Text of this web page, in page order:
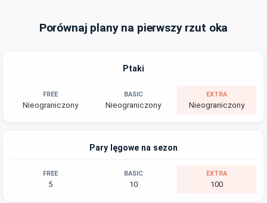
Porównaj plany na pierwszy rzut oka
Ptaki
Nieograniczony Nieograniczony Nieograniczony
Pary lęgowe na sezon
5 10 100